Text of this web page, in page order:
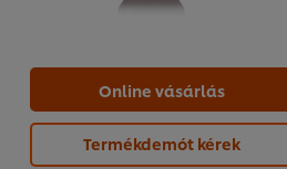
Online vásárlás
Termékdemót kérek